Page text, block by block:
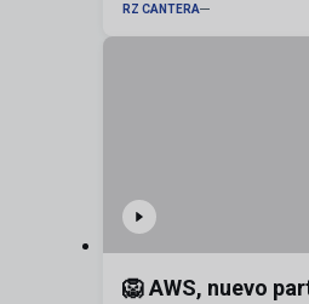
bandera de Aragón
RZ CANTERA
🦁 AWS, nuevo